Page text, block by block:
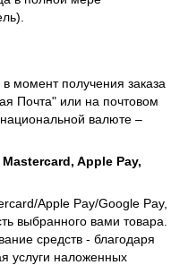
момент получения заказа
Почта" или на почтовом
валюте –
Apple Pay,
Apple Pay/Google Pay,
выбранного вами товара.
средств - благодаря
услуги наложенных